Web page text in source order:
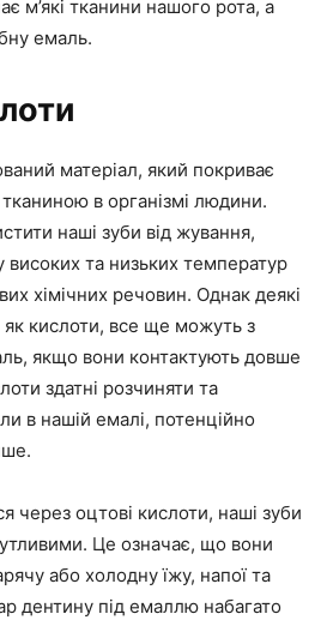
м’які тканини нашого рота, а
емаль.
матеріал, який покриває
в організмі людини.
наші зуби від жування,
та низьких температур
хімічних речовин. Однак деякі
як кислоти, все ще можуть з
якщо вони контактують довше
здатні розчиняти та
в нашій емалі, потенційно
через оцтові кислоти, наші зуби
Це означає, що вони
або холодну їжу, напої та
дентину під емаллю набагато